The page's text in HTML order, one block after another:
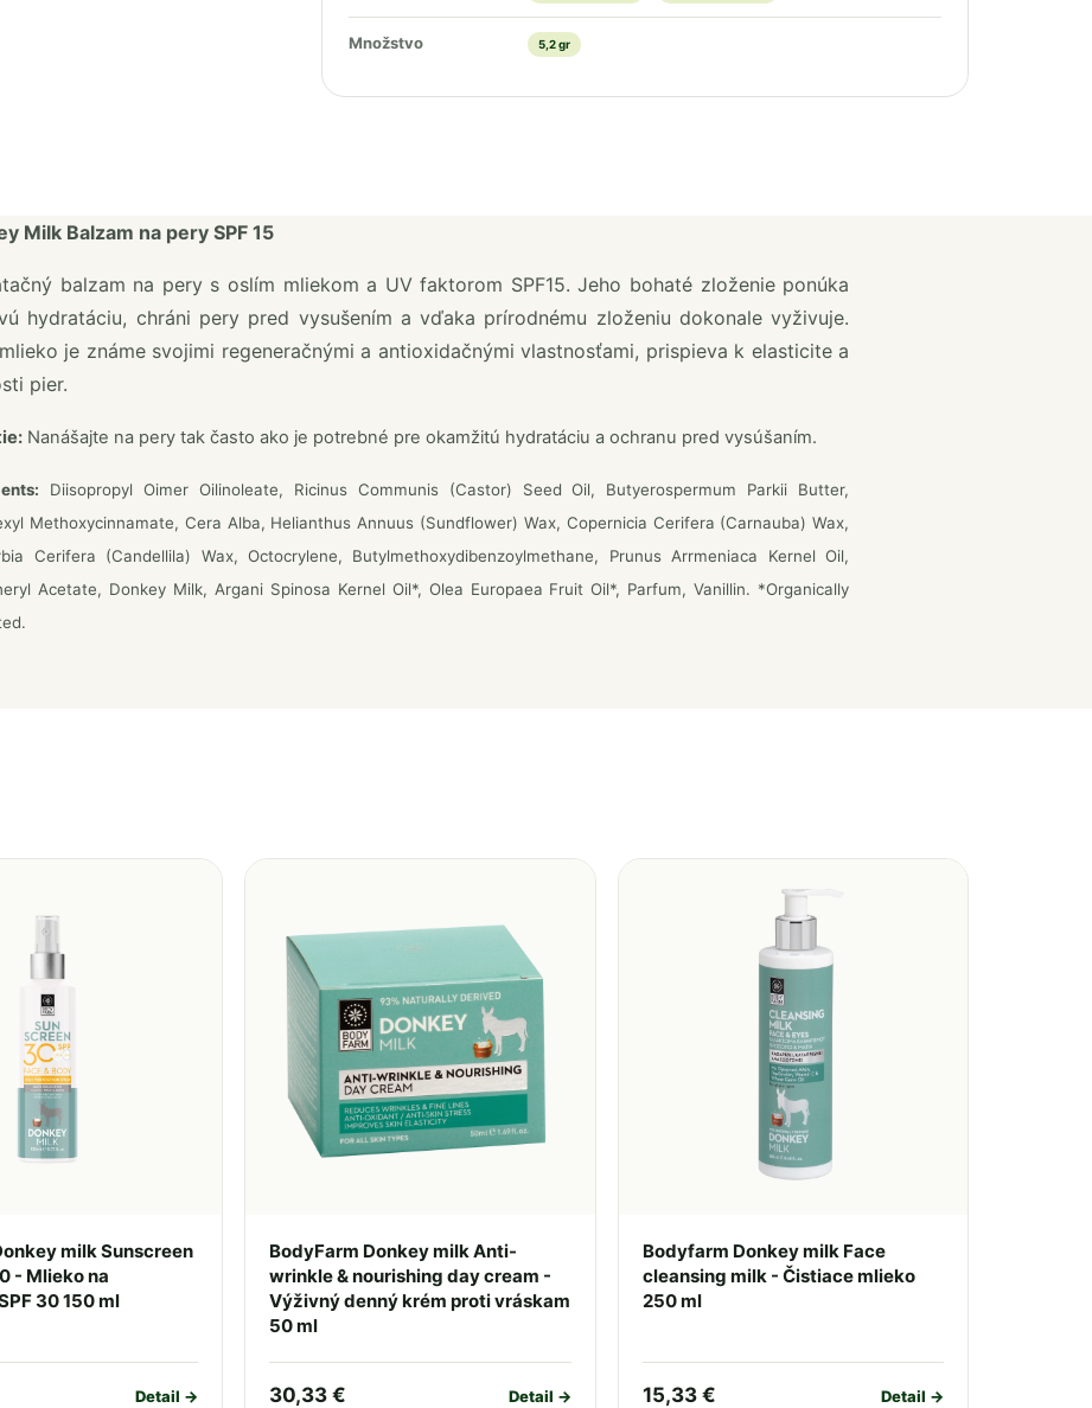
Množstvo 5,2 gr
Milk Balzam na pery SPF 15
balzam na pery s oslím mliekom a UV faktorom SPF15. Jeho bohaté zloženie ponúka
hydratáciu, chráni pery pred vysušením a vďaka prírodnému zloženiu dokonale vyživuje.
je známe svojimi regeneračnými a antioxidačnými vlastnosťami, prispieva k elasticite a
pier.
Nanášajte na pery tak často ako je potrebné pre okamžitú hydratáciu a ochranu pred vysúšaním.
Diisopropyl Oimer Oilinoleate, Ricinus Communis (Castor) Seed Oil, Butyerospermum Parkii Butter,
Methoxycinnamate, Cera Alba, Helianthus Annuus (Sundflower) Wax, Copernicia Cerifera (Carnauba) Wax,
Cerifera (Candellila) Wax, Octocrylene, Butylmethoxydibenzoylmethane, Prunus Arrmeniaca Kernel Oil,
Acetate, Donkey Milk, Argani Spinosa Kernel Oil*, Olea Europaea Fruit Oil*, Parfum, Vanillin. *Organically
milk Sunscreen
- Mlieko na
30 150 ml
Detail →
BodyFarm Donkey milk Anti-
wrinkle & nourishing day cream -
Výživný denný krém proti vráskam
50 ml
30,33 € Detail →
Bodyfarm Donkey milk Face
cleansing milk - Čistiace mlieko
250 ml
15,33 € Detail →